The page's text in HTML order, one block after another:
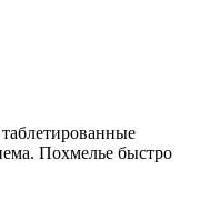
Похмелье быстро